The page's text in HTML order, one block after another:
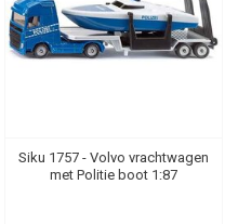
Siku 1757 - Volvo vrachtwagen
met Politie boot 1:87